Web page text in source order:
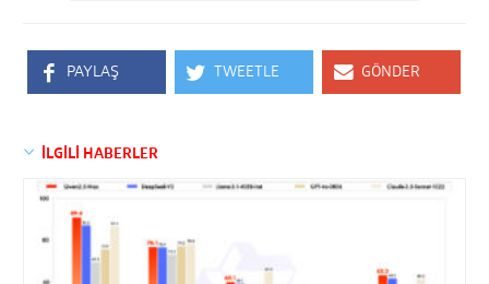
PAYLAŞ TWEETLE GÖNDER
İLGİLİ HABERLER